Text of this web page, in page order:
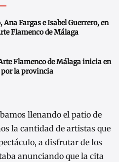
Fargas e Isabel Guerrero, en
Flamenco de Málaga
Flamenco de Málaga inicia en
la provincia
llenando el patio de
la cantidad de artistas que
a disfrutar de los
anunciando que la cita